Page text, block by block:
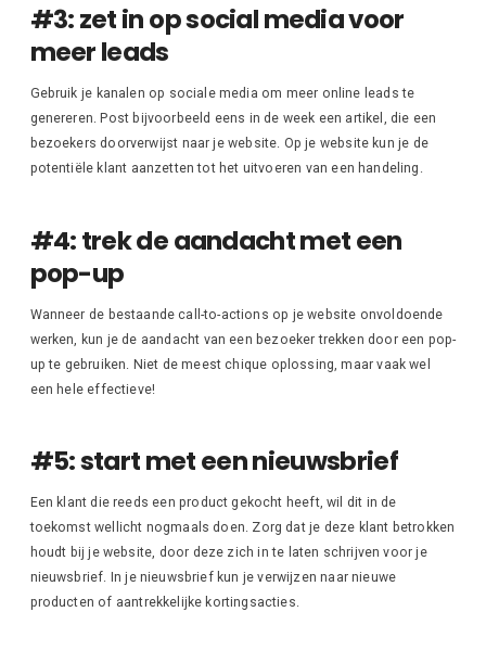
#3: zet in op social media voor
meer leads
Gebruik je kanalen op sociale media om meer online leads te
genereren. Post bijvoorbeeld eens in de week een artikel, die een
bezoekers doorverwijst naar je website. Op je website kun je de
potentiële klant aanzetten tot het uitvoeren van een handeling.
#4: trek de aandacht met een
pop-up
Wanneer de bestaande call-to-actions op je website onvoldoende
werken, kun je de aandacht van een bezoeker trekken door een pop-
up te gebruiken. Niet de meest chique oplossing, maar vaak wel
een hele effectieve!
#5: start met een nieuwsbrief
Een klant die reeds een product gekocht heeft, wil dit in de
toekomst wellicht nogmaals doen. Zorg dat je deze klant betrokken
houdt bij je website, door deze zich in te laten schrijven voor je
nieuwsbrief. In je nieuwsbrief kun je verwijzen naar nieuwe
producten of aantrekkelijke kortingsacties.